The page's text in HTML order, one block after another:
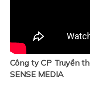
Công ty CP Truyền
SENSE MEDIA